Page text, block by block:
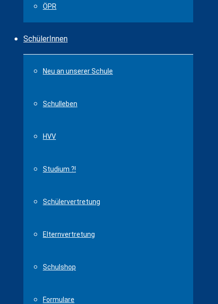
ÖPR
SchülerInnen
Neu an unserer Schule
Schulleben
HVV
Studium ?!
Schülervertretung
Elternvertretung
Schulshop
Formulare